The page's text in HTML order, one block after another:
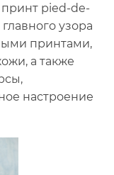
pied-de-
узора
принтами,
а также
настроение